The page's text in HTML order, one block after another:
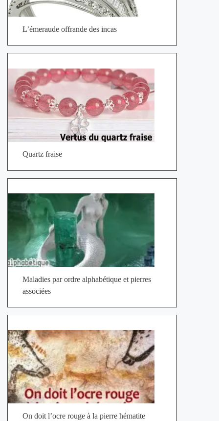
L’émeraude offrande des incas
Quartz fraise
Maladies par ordre alphabétique et pierres
associées
On doit l’ocre rouge à la pierre hématite